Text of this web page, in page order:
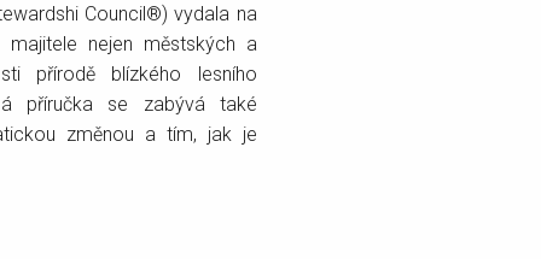
Council®) vydala na
nejen městských a
přírodě blízkého lesního
příručka se zabývá také
změnou a tím, jak je